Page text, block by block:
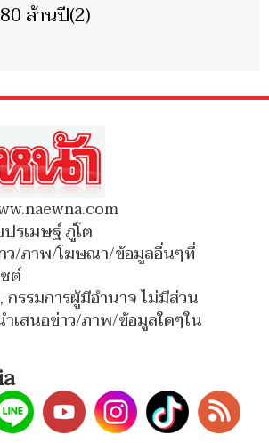
ล้านปี(2)
รเมษฐ์ ภู่โต
ว/ภาพ/โฆษณา/ข้อมูลอื่นๆที่
ต์
กรรมการผู้มีอำนาจ ไม่มีส่วน
ำเสนอข่าว/ภาพ/ข้อมูลใดๆใน